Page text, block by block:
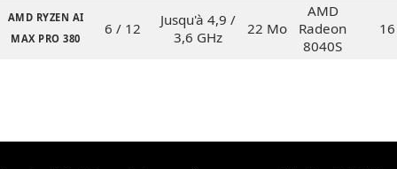
AMD RYZEN AI
MAX PRO 380
6 / 12
Jusqu'à 4,9 /
3,6 GHz
22 Mo
AMD
Radeon
8040S
16